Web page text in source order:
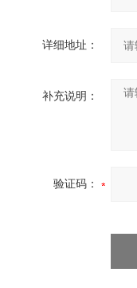
详细地址：
补充说明：
验证码：